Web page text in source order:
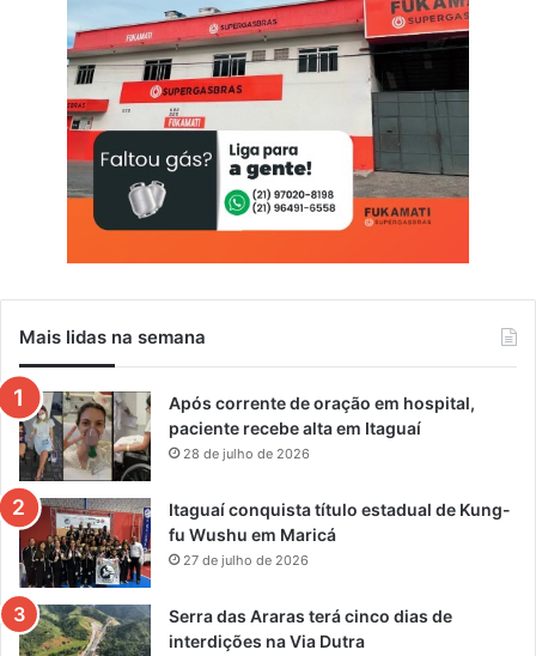
Mais lidas na semana
Após corrente de oração em hospital,
paciente recebe alta em Itaguaí
28 de julho de 2026
Itaguaí conquista título estadual de Kung-
fu Wushu em Maricá
27 de julho de 2026
Serra das Araras terá cinco dias de
interdições na Via Dutra